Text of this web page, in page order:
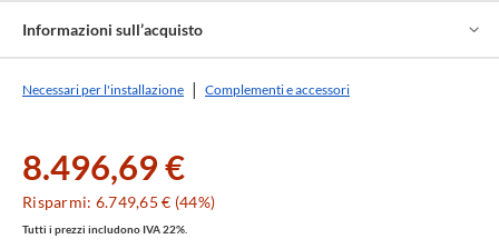
Informazioni sull’acquisto
Necessari per l'installazione Complementi e accessori
8.496,69 €
Risparmi: 6.749,65 € (44%)
Tutti i prezzi includono IVA 22%.